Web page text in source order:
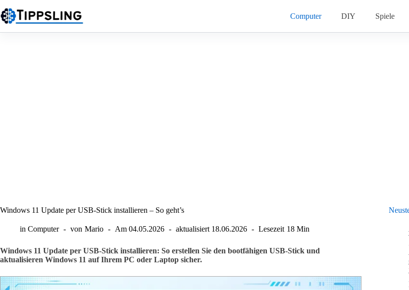
Inhalt
springen
Computer DIY Spiele
Windows 11 Update per USB-Stick installieren – So geht’s
in Computer von Mario Am 04.05.2026 aktualisiert 18.06.2026 Lesezeit 18 Min
Windows 11 Update per USB-Stick installieren: So erstellen Sie den bootfähigen USB-Stick und
aktualisieren Windows 11 auf Ihrem PC oder Laptop sicher.